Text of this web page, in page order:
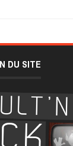
DU SITE